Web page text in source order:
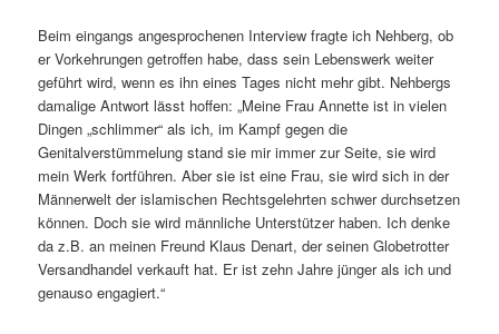
Beim eingangs angesprochenen Interview fragte ich Nehberg, ob
er Vorkehrungen getroffen habe, dass sein Lebenswerk weiter
geführt wird, wenn es ihn eines Tages nicht mehr gibt. Nehbergs
damalige Antwort lässt hoffen: „Meine Frau Annette ist in vielen
Dingen „schlimmer“ als ich, im Kampf gegen die
Genitalverstümmelung stand sie mir immer zur Seite, sie wird
mein Werk fortführen. Aber sie ist eine Frau, sie wird sich in der
Männerwelt der islamischen Rechtsgelehrten schwer durchsetzen
können. Doch sie wird männliche Unterstützer haben. Ich denke
da z.B. an meinen Freund Klaus Denart, der seinen Globetrotter
Versandhandel verkauft hat. Er ist zehn Jahre jünger als ich und
genauso engagiert.“